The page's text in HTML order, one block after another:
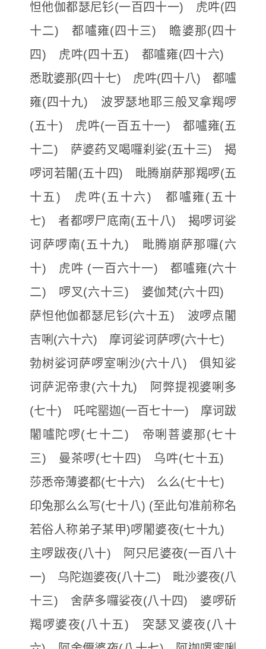
怛他伽都瑟尼钐(一百四十一) 虎吽(四
十二) 都嚧雍(四十三) 瞻婆那(四十
四) 虎吽(四十五) 都嚧雍(四十六)
悉耽婆那(四十七) 虎吽(四十八) 都嚧
雍(四十九) 波罗瑟地耶三般叉拿羯啰
(五十) 虎吽(一百五十一) 都嚧雍(五
十二) 萨婆药叉喝囉刹娑(五十三) 揭
啰诃若闍(五十四) 毗腾崩萨那羯啰(五
十五) 虎吽(五十六) 都嚧雍(五十
七) 者都啰尸底南(五十八) 揭啰诃娑
诃萨啰南(五十九) 毗腾崩萨那囉(六
十) 虎吽 (一百六十一) 都嚧雍(六十
二) 啰叉(六十三) 婆伽梵(六十四)
萨怛他伽都瑟尼钐(六十五) 波啰点闍
吉唎(六十六) 摩诃娑诃萨啰(六十七)
勃树娑诃萨啰室唎沙(六十八) 俱知娑
诃萨泥帝隶(六十九) 阿弊提视婆唎多
(七十) 吒咤罂迦(一百七十一) 摩诃跋
闍嚧陀啰(七十二) 帝唎菩婆那(七十
三) 曼茶啰(七十四) 乌吽(七十五)
莎悉帝薄婆都(七十六) 么么(七十七)
印兔那么么写(七十八) (至此句准前称名
若俗人称弟子某甲)啰闍婆夜(七十九)
主啰跋夜(八十) 阿只尼婆夜(一百八十
一) 乌陀迦婆夜(八十二) 毗沙婆夜(八
十三) 舍萨多囉娑夜(八十四) 婆啰斫
羯啰婆夜(八十五) 突瑟叉婆夜(八十